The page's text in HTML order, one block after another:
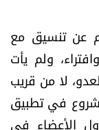
عن تنسيق مع
ولم يأت
لا من قريب
في تطبيق
الأعضاء في